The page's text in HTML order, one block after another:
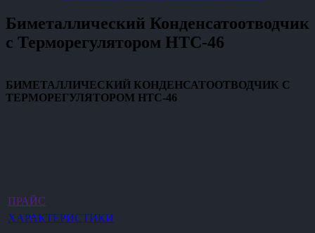
Биметаллический Конденсатоотводчик
с Терморегулятором HTC-46
БИМЕТАЛЛИЧЕСКИЙ КОНДЕНСАТООТВОДЧИК С
ТЕРМОРЕГУЛЯТОРОМ HTC-46
ПРАЙС
ХАРАКТЕРИСТИКИ